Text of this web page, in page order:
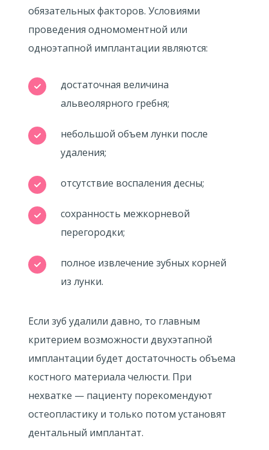
обязательных факторов. Условиями
проведения одномоментной или
одноэтапной имплантации являются:
достаточная величина
альвеолярного гребня;
небольшой объем лунки после
удаления;
отсутствие воспаления десны;
сохранность межкорневой
перегородки;
полное извлечение зубных корней
из лунки.
Если зуб удалили давно, то главным
критерием возможности двухэтапной
имплантации будет достаточность объема
костного материала челюсти. При
нехватке — пациенту порекомендуют
остеопластику и только потом установят
дентальный имплантат.